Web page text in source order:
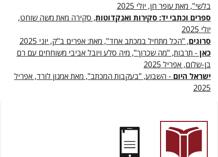
בלשי", מאת עופר חן, יולי 2025
ספרים וכתבי יד: סקירות ואנקדוטות, סקירה מאת משה שוחט,
יולי 2025
סרוגים, "הכל מתחיל במכתב אחד", מאת: אפרים ב"ק, יוני 2025
כאן - תרבות, "מה שכרוך", מיה סלע ויובל אביבי משוחחים עם רם
בן-שלום, אפריל 2025
ישראל היום - השבוע, "בעקבות המכתב", מאת אמנון לורד, אפריל
2025